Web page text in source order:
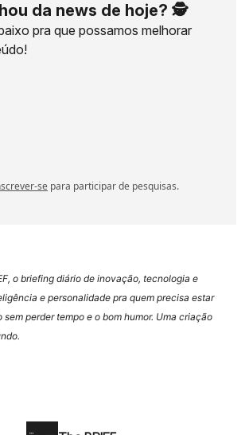
da news de hoje? 🕵️
pra que possamos melhorar
se para participar de pesquisas.
o briefing diário de inovação, tecnologia e
e personalidade pra quem precisa estar
sem perder tempo e o bom humor. Uma criação